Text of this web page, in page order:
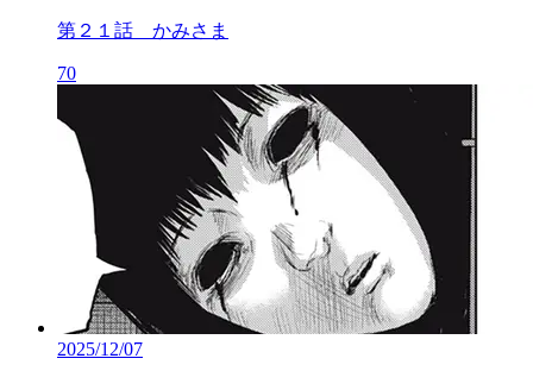
第２１話 かみさま
70
2025/12/07